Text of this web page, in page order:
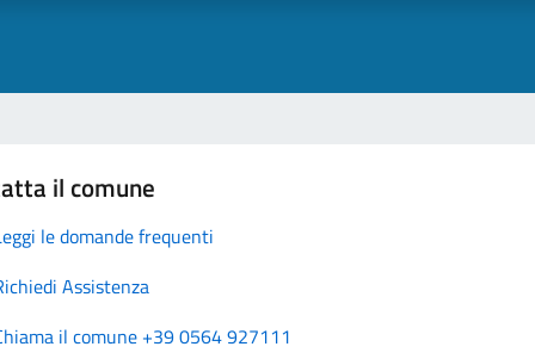
il comune
le domande frequenti
Assistenza
il comune +39 0564 927111